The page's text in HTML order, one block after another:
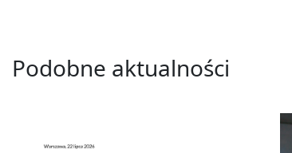
Podobne aktualności